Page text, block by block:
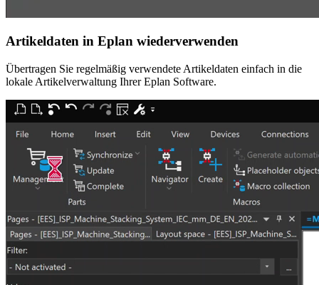
Artikeldaten in Eplan wiederverwenden
Übertragen Sie regelmäßig verwendete Artikeldaten einfach in die
lokale Artikelverwaltung Ihrer Eplan Software.